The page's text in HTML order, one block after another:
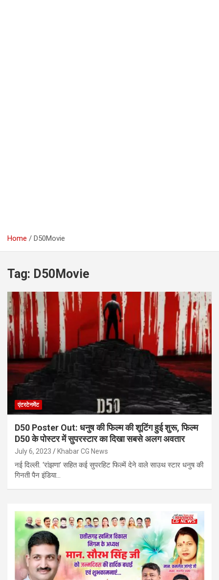
Home D50Movie
Tag: D50Movie
एंटरटेनमेंट
D50 Poster Out: धनुष की फिल्म की शूटिंग हुई शुरू, फिल्म
D50 के पोस्टर में सुपरस्टार का दिखा सबसे अलग अवतार
July 6, 2023 Khabar CG News
नई दिल्ली. ‘रांझणा’ सहित कई सुपरहिट फिल्में देने वाले साउथ स्टार धनुष की
गिनती पैन इंडिया…